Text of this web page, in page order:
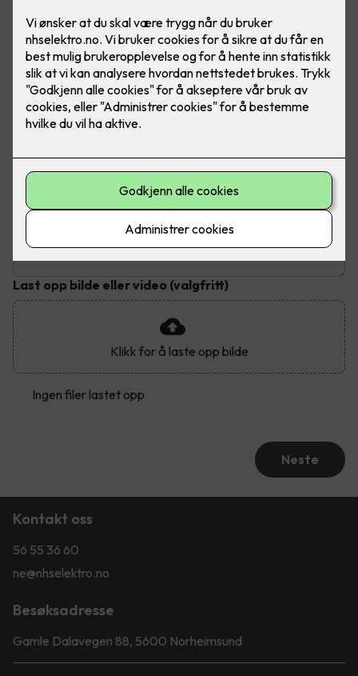
Fyll ut dine kontaktopplysninger og send inn kontaktskjema.
Du vil bli kontaktet innen tre virkedager
Hva trenger du hjelp til?
Emne*
Beskrivelse av jobben
Last opp bilde eller video (valgfritt)
Klikk for å laste opp bilde
Ingen filer lastet opp
Neste
Kontakt oss
56 55 36 60
ne@nhselektro.no
Besøksadresse
Gamle Dalavegen 88, 5600 Norheimsund